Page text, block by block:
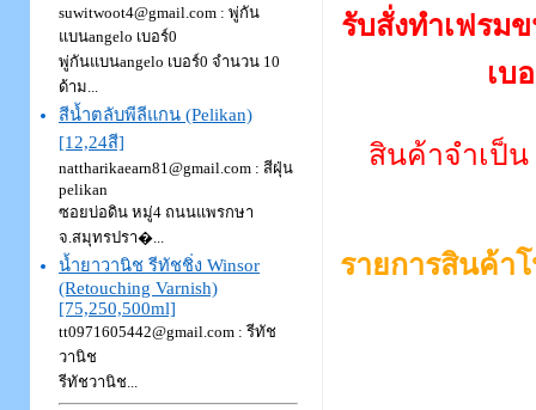
suwitwoot4@gmail.com : พู่กัน
แบนangelo เบอร์0
พู่กันแบนangelo เบอร์0 จำนวน 10
ด้าม...
สีน้ำตลับพีลีแกน (Pelikan)
[12,24สี]
nattharikaearn81@gmail.com : สีฝุ่น
pelikan
ซอยบ่อดิน หมู่4 ถนนแพรกษา
จ.สมุทรปรา�...
น้ำยาวานิช รีทัชชิ่ง Winsor
(Retouching Varnish)
[75,250,500ml]
tt0971605442@gmail.com : รีทัช
วานิช
รีทัชวานิช...
รับสั่งทำเฟรม
เบ
สินค้าจำเป็
รายการสินค้า